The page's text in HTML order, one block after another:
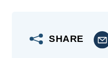
SHARE